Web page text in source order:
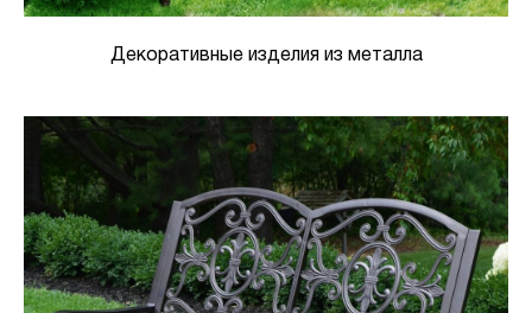
Декоративные изделия из металла